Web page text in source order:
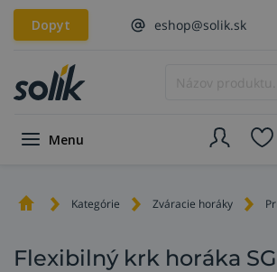
Dopyt eshop@solik.sk
Menu
Kategórie Zváracie horáky
Flexibilný krk horáka